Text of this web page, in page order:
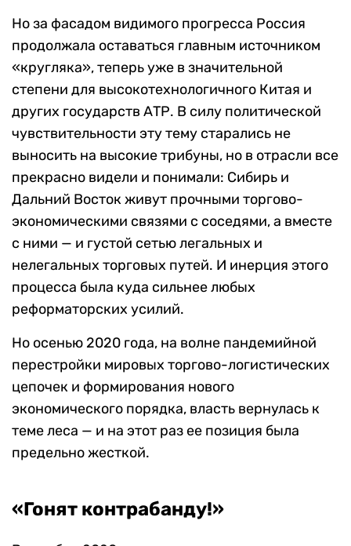
Но за фасадом видимого прогресса Россия
продолжала оставаться главным источником
«кругляка», теперь уже в значительной
степени для высокотехнологичного Китая и
других государств АТР. В силу политической
чувствительности эту тему старались не
выносить на высокие трибуны, но в отрасли все
прекрасно видели и понимали: Сибирь и
Дальний Восток живут прочными торгово-
экономическими связями с соседями, а вместе
с ними — и густой сетью легальных и
нелегальных торговых путей. И инерция этого
процесса была куда сильнее любых
реформаторских усилий.
Но осенью 2020 года, на волне пандемийной
перестройки мировых торгово-логистических
цепочек и формирования нового
экономического порядка, власть вернулась к
теме леса — и на этот раз ее позиция была
предельно жесткой.
«Гонят контрабанду!»